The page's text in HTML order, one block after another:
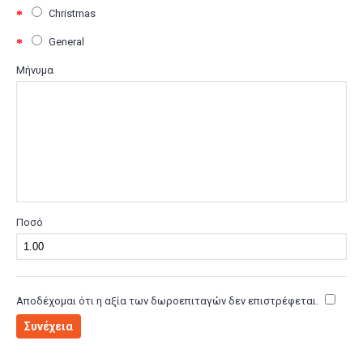
Christmas
General
Μήνυμα
Ποσό
Αποδέχομαι ότι η αξία των δωροεπιταγών δεν επιστρέφεται.